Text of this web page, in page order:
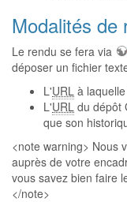
Modalités de
Le rendu se fera via
déposer un fichier
L'URL à
L'URL du dépôt
que son
<note warning> Nous
auprès de votre
vous savez bien faire
</note>